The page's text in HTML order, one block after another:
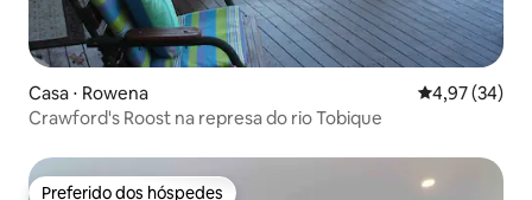
Casa ⋅ Rowena 4,97 de uma
4,97 (34)
Crawford's Roost na represa do rio Tobique
Preferido dos hóspedes